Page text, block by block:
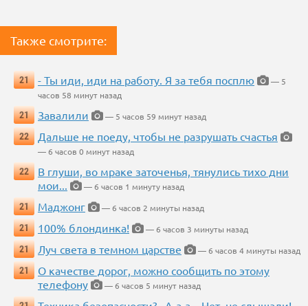
Также смотрите:
21 - Ты иди, иди на работу. Я за тебя посплю
— 5
часов 58 минут назад
21
Завалили
— 5 часов 59 минут назад
22
Дальше не поеду, чтобы не разрушать счастья
— 6 часов 0 минут назад
22
В глуши, во мраке заточенья, тянулись тихо дни
мои...
— 6 часов 1 минуту назад
21
Маджонг
— 6 часов 2 минуты назад
21
100% блондинка!
— 6 часов 3 минуты назад
21
Луч света в темном царстве
— 6 часов 4 минуты назад
21
О качестве дорог, можно сообщить по этому
телефону
— 6 часов 5 минут назад